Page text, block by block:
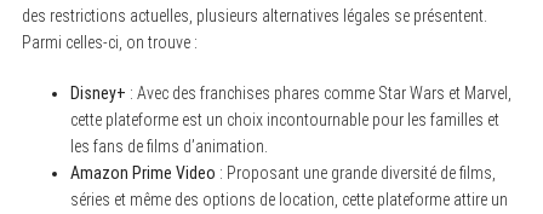
des restrictions actuelles, plusieurs alternatives légales se présentent.
Parmi celles-ci, on trouve :
Disney+ : Avec des franchises phares comme Star Wars et Marvel,
cette plateforme est un choix incontournable pour les familles et
les fans de films d’animation.
Amazon Prime Video : Proposant une grande diversité de films,
séries et même des options de location, cette plateforme attire un